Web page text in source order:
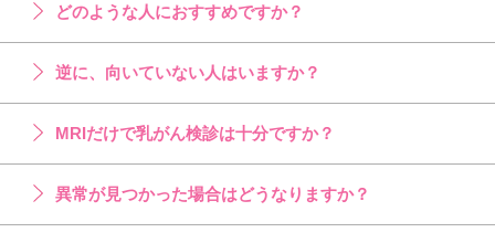
どのような人におすすめですか？
逆に、向いていない人はいますか？
MRIだけで乳がん検診は十分ですか？
異常が見つかった場合はどうなりますか？